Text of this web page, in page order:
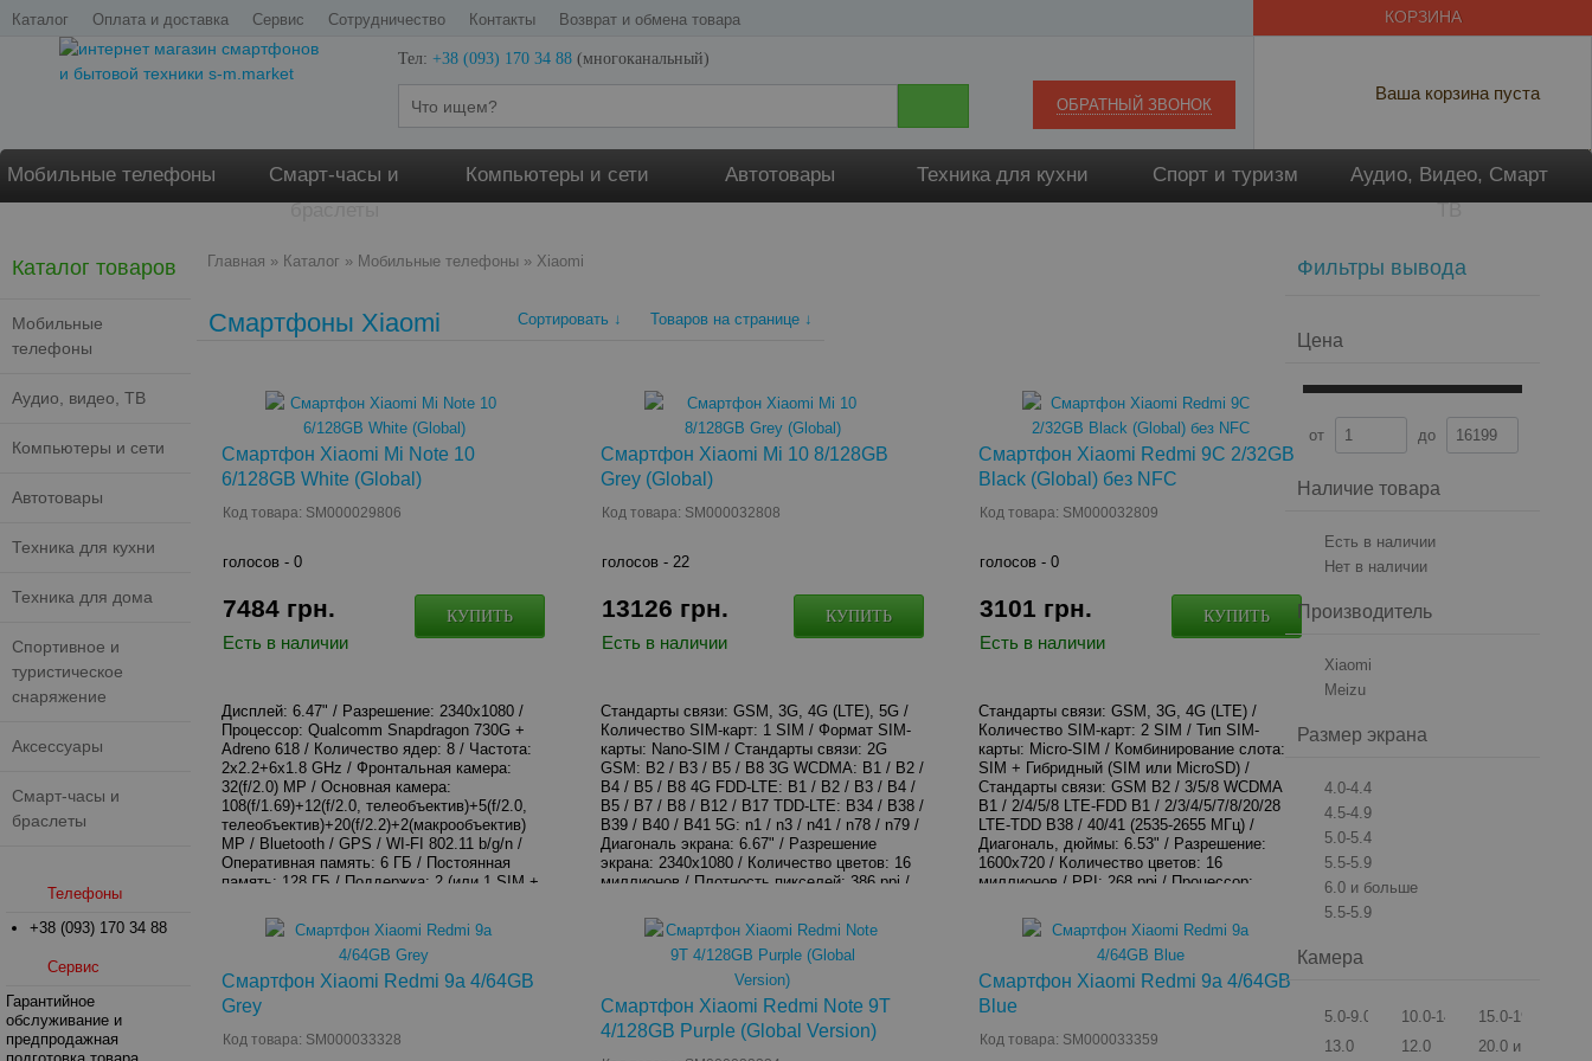
Каталог Оплата и доставка Сервис Сотрудничество Контакты Возврат и обмена товара КОРЗИНА
Тел:+38 (093) 170 34 88 (многоканальный)
ОБРАТНЫЙ ЗВОНОК
Ваша корзина пуста
Мобильные телефоны
Смарт-часы и
браслеты
Компьютеры и сети Автотовары Техника для кухни Спорт и туризм
Аудио, Видео, Смарт
ТВ
Каталог товаров
Мобильные
телефоны
Аудио, видео, ТВ
Компьютеры и сети
Автотовары
Техника для кухни
Техника для дома
Спортивное и
туристическое
снаряжение
Аксессуары
Смарт-часы и
браслеты
Телефоны
+38 (093) 170 34 88
Сервис
Гарантийное
обслуживание и
предпродажная
Главная » Каталог » Мобильные телефоны » Xiaomi
Смартфоны Xiaomi Сортировать ↓ Товаров на странице ↓
Смартфон Xiaomi Mi Note 10
6/128GB White (Global)
Код товара: SM000029806
голосов -0
7484 грн.
Есть в наличии
КУПИТЬ
Дисплей: 6.47" / Разрешение: 2340x1080 /
Процессор: Qualcomm Snapdragon 730G +
Adreno 618 / Количество ядер: 8 / Частота:
2х2.2+6x1.8 GHz / Фронтальная камера:
32(f/2.0) МР / Основная камера:
108(f/1.69)+12(f/2.0, телеобъектив)+5(f/2.0,
телеобъектив)+20(f/2.2)+2(макрообъектив)
МР / Bluetooth / GPS / WI-FI 802.11 b/g/n /
Оперативная память: 6 ГБ / Постоянная
память: 128 ГБ / Поддержка: 2 (или 1 SIM +
9.0 (Pie) / Цвет: White
Смартфон Xiaomi Mi 10 8/128GB
Grey (Global)
Код товара: SM000032808
голосов - 22
13126 грн.
Есть в наличии
КУПИТЬ
Стандарты связи: GSM, 3G, 4G (LTE), 5G /
Количество SIM-карт: 1 SIM / Формат SIM-
карты: Nano-SIM / Стандарты связи: 2G
GSM: B2 / B3 / B5 / B8 3G WCDMA: B1 / B2 /
B4 / B5 / B8 4G FDD-LTE: B1 / B2 / B3 / B4 /
B5 / B7 / B8 / B12 / B17 TDD-LTE: B34 / B38 /
B39 / B40 / B41 5G: n1 / n3 / n41 / n78 / n79 /
Диагональ экрана: 6.67" / Разрешение
экрана: 2340x1080 / Количество цветов: 16
миллионов / Плотность пикселей: 386 ppi /
Corning Gorilla Glass 5 / Процессор:
Qualcomm Snapdragon 865 / Количество
ядер: 8 / Частота процеcсора: 1 x 2.84 ГГц +
3 x 2.42 ГГц + 4 x 1.80 ГГц / Графический
процессор: Adreno 650 / Внутренняя память:
128 ГБ / Оперативная память: 8 ГБ / Слот
для карты памяти: Нет / Камера: 108 Мп +
Смартфон Xiaomi Redmi 9C 2/32GB
Black (Global) без NFC
Код товара: SM000032809
голосов - 0
3101 грн.
Есть в наличии
КУПИТЬ
Стандарты связи: GSM, 3G, 4G (LTE) /
Количество SIM-карт: 2 SIM / Тип SIM-
карты: Micro-SIM / Комбинирование слота:
SIM + Гибридный (SIM или MicroSD) /
Стандарты связи: GSM B2 / 3/5/8 WCDMA
B1 / 2/4/5/8 LTE-FDD B1 / 2/3/4/5/7/8/20/28
LTE-TDD B38 / 40/41 (2535-2655 МГц) /
Диагональ, дюймы: 6.53" / Разрешение:
1600x720 / Количество цветов: 16
миллионов / PPI: 268 ppi / Процессор:
Частота процеcсора: 2.3 ГГц /
Видеоускоритель: PowerVR GE8320 /
Встроенная память: 32 ГБ / Оперативная
память: 2 ГБ / Поддержка карт памяти:
microSD / Основная камера: 13 Мп + 2 Мп /
Запись видео: Full HD (1920x1080) /
Оптическая стабилизация: Нет /
Фокусировка: Автоматическая / Вспышка
Смартфон Xiaomi Redmi 9a 4/64GB
Grey
Код товара: SM000033328
Смартфон Xiaomi Redmi Note 9T
4/128GB Purple (Global Version)
Смартфон Xiaomi Redmi 9a 4/64GB
Blue
Код товара: SM000033359
Фильтры вывода
Цена
от до
Наличие товара
Есть в наличии
Нет в наличии
Производитель
Xiaomi
Meizu
Размер экрана
4.0-4.4
4.5-4.9
5.0-5.4
5.5-5.9
6.0 и больше
5.5-5.9
Камера
5.0-9.0 10.0-14.0
15.0-19.0
13.0
12.0
20.0 и больше